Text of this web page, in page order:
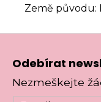
Země původu:
Z
Odebírat
Nezmeškejte